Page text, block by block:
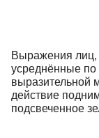
Выражения лиц,
усреднённые по
выразительной
действие
подсвеченное